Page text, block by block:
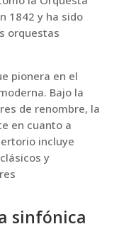
1842 y ha sido
orquestas
pionera en el
Bajo la
de renombre, la
en cuanto a
incluye
y
sinfónica